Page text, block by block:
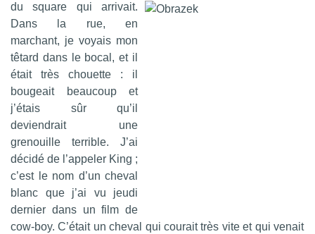
du square qui arrivait.
Dans la rue, en
marchant, je voyais mon
têtard dans le bocal, et il
était très chouette : il
bougeait beaucoup et
j’étais sûr qu’il
deviendrait une
grenouille terrible. J’ai
décidé de l’appeler King ;
c’est le nom d’un cheval
blanc que j’ai vu jeudi
dernier dans un film de
cow-boy. C’était un cheval qui courait très vite et qui venait